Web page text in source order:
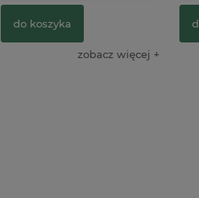
do koszyka
zobacz więcej